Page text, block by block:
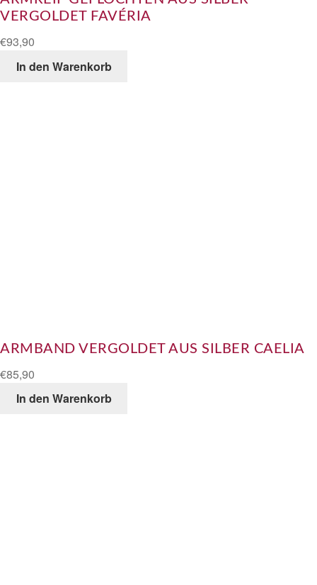
VERGOLDET FAVÉRIA
€93,90
In den Warenkorb
ARMBAND VERGOLDET AUS SILBER CAELIA
€85,90
In den Warenkorb